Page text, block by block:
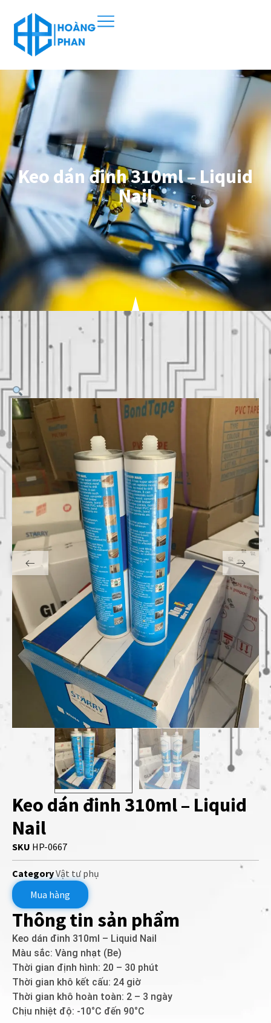
Keo dán đinh 310ml – Liquid
Nail
Keo dán đinh 310ml – Liquid
Nail
SKU HP-0667
CategoryVật tư phụ
Mua hàng
Thông tin sản phẩm
Keo dán đinh 310ml – Liquid Nail
Màu sắc: Vàng nhạt (Be)
Thời gian định hình: 20 – 30 phút
Thời gian khô kết cấu: 24 giờ
Thời gian khô hoàn toàn: 2 – 3 ngày
Chịu nhiệt độ: -10°C đến 90°C